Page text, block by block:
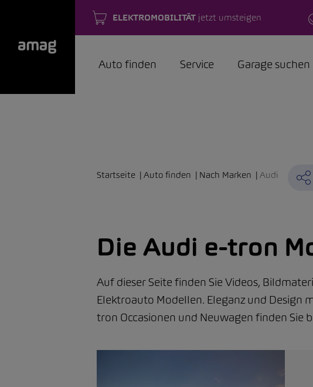
ELEKTROMOBILITÄTjetzt umsteigen
Auto finden Service Garage suchen
Startseite Auto finden Nach Marken Audi
Die Audi e-tron
Auf dieser Seite finden Sie Videos,
Elektroauto Modellen. Eleganz und Design
tron Occasionen und Neuwagen finden Sie